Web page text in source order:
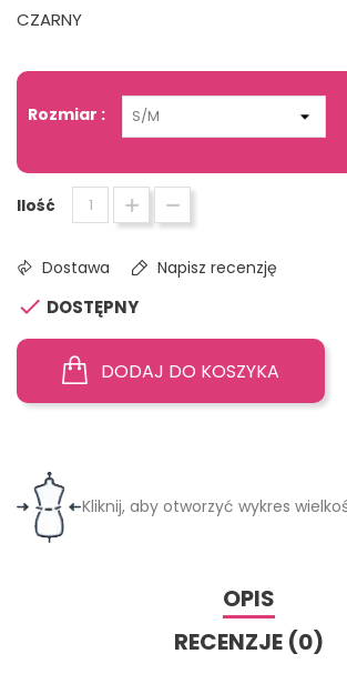
CZARNY
Rozmiar :
Ilość
Dostawa Napisz recenzję
 DOSTĘPNY
DODAJ DO KOSZYKA
Kliknij, aby otworzyć wykres
OPIS
RECENZJE (0)